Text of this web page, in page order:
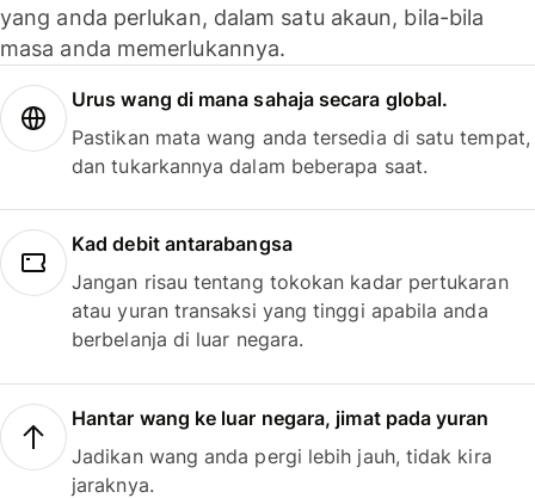
yang anda perlukan, dalam satu akaun, bila-bila
masa anda memerlukannya.
Urus wang di mana sahaja secara global.
Pastikan mata wang anda tersedia di satu tempat,
dan tukarkannya dalam beberapa saat.
Kad debit antarabangsa
Jangan risau tentang tokokan kadar pertukaran
atau yuran transaksi yang tinggi apabila anda
berbelanja di luar negara.
Hantar wang ke luar negara, jimat pada yuran
Jadikan wang anda pergi lebih jauh, tidak kira
jaraknya.